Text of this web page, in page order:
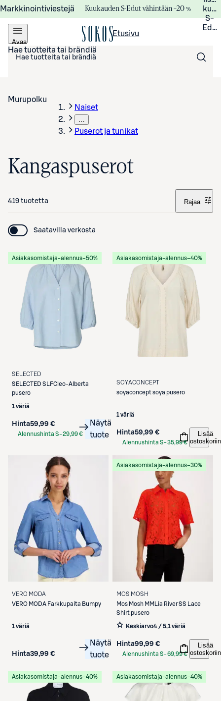
Markkinointiviestejä Kuukauden S-Edut vähintään –20 %
S-
Avaa
valikko
Etusivu
Hae tuotteita tai brändiä
Murupolku
Naiset
…
Puserot ja tunikat
Kangaspuserot
419 tuotetta Rajaa
Saatavilla verkosta
Asiakasomistaja-alennus−50%
SELECTED
SELECTED SLFCleo-Alberta
pusero
1 väriä
Hinta59,99 €
Alennushinta S-29,99 €
Näytä
tuote
Asiakasomistaja-alennus−40%
SOYACONCEPT
soyaconceptsoya pusero
1 väriä
Hinta59,99 €
Alennushinta S-35,99 €
Lisää
ostoskoriin
VERO MODA
VERO MODA Farkkupaita Bumpy
1 väriä
Hinta39,99 €
Näytä
tuote
Asiakasomistaja-alennus−30%
MOS MOSH
Mos Mosh MMLia River SS Lace
Shirt pusero
Keskiarvo4 / 5,1 väriä
Hinta99,99 €
Alennushinta S-69,99 €
Lisää
ostoskoriin
Asiakasomistaja-alennus−40% Asiakasomistaja-alennus−40%